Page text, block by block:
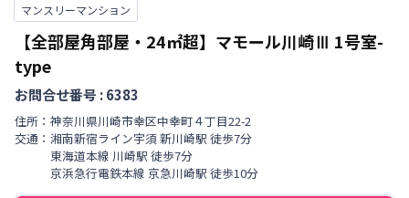
マンスリーマンション
【全部屋角部屋・24㎡超】マモール川崎Ⅲ 1号室-
type
お問合せ番号 :6383
住所： 神奈川県川崎市幸区中幸町４丁目22-2
交通： 湘南新宿ライン宇須新川崎駅 徒歩7分
東海道本線 川崎駅 徒歩7分
京浜急行電鉄本線 京急川崎駅 徒歩10分